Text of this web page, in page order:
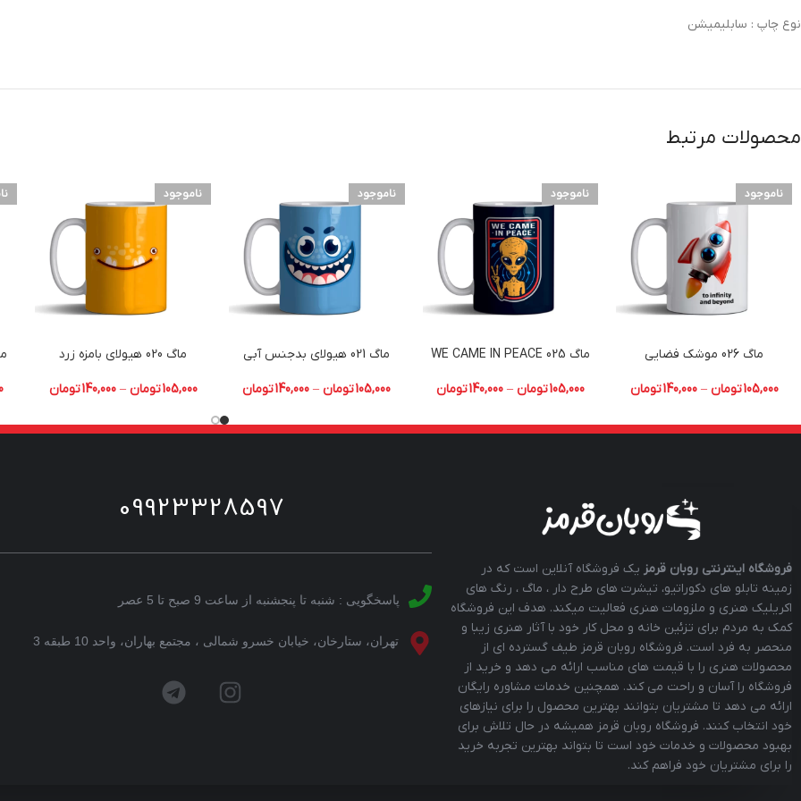
نوع چاپ : سابلیمیشن
محصولات مرتبط
ناموجود
ماگ 026 موشک فضایی
105,000تومان –
140,000تومان
ناموجود
ماگ 025 WE CAME IN PEACE
105,000تومان –
140,000تومان
ناموجود
ماگ 021 هیولای بدجنس آبی
105,000تومان –
140,000تومان
ناموجود
ماگ 020 هیولای بامزه زرد
105,000تومان –
140,000تومان
ماگ
فروشگاه اینترنتی روبان قرمز یک فروشگاه آنلاین است که در
زمینه تابلو های دکوراتیو، تیشرت های طرح دار ، ماگ ، رنگ های
اکریلیک هنری و ملزومات هنری فعالیت میکند. هدف این فروشگاه
کمک به مردم برای تزئین خانه و محل کار خود با آثار هنری زیبا و
منحصر به فرد است. فروشگاه روبان قرمز طیف گسترده ای از
محصولات هنری را با قیمت های مناسب ارائه می دهد و خرید از
فروشگاه را آسان و راحت می کند. همچنین خدمات مشاوره رایگان
ارائه می دهد تا مشتریان بتوانند بهترین محصول را برای نیازهای
خود انتخاب کنند. فروشگاه روبان قرمز همیشه در حال تلاش برای
بهبود محصولات و خدمات خود است تا بتواند بهترین تجربه خرید
را برای مشتریان خود فراهم کند.
09923328597
پاسخگویی : شنبه تا پنجشنبه از ساعت 9 صبح تا 5 عصر
تهران، ستارخان، خیابان خسرو شمالی ، مجتمع بهاران، واحد 10 طبقه 3